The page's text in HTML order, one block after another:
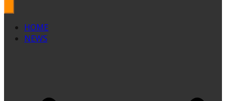
HOME
NEWS